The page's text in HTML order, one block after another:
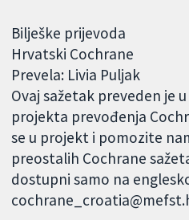
Bilješke prijevoda
Hrvatski Cochrane
Prevela: Livia Puljak
Ovaj sažetak preveden je
projekta prevođenja
se u projekt i pomozite
preostalih Cochrane
dostupni samo na